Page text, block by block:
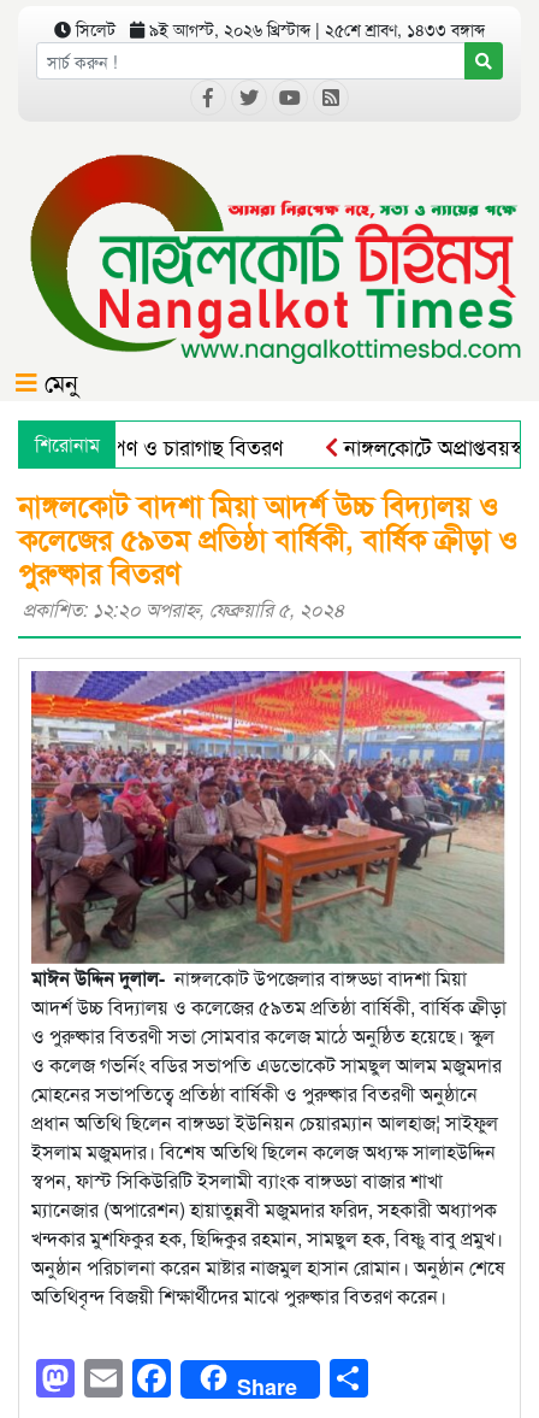
সিলেট ৯ই আগস্ট, ২০২৬ খ্রিস্টাব্দ | ২৫শে শ্রাবণ, ১৪৩৩ বঙ্গাব্দ
মেনু
শিরোনাম
বৃক্ষরোপণ ও চারাগাছ বিতরণ নাঙ্গলকোটে অপ্রাপ্তবয়স্ক
নাঙ্গলকোট বাদশা মিয়া আদর্শ উচ্চ বিদ্যালয় ও
কলেজের ৫৯তম প্রতিষ্ঠা বার্ষিকী, বার্ষিক ক্রীড়া ও
পুরুষ্কার বিতরণ
প্রকাশিত: ১২:২০ অপরাহ্ণ, ফেব্রুয়ারি ৫, ২০২৪
মাঈন উদ্দিন দুলাল- নাঙ্গলকোট উপজেলার বাঙ্গড্ডা বাদশা মিয়া
আদর্শ উচ্চ বিদ্যালয় ও কলেজের ৫৯তম প্রতিষ্ঠা বার্ষিকী, বার্ষিক ক্রীড়া
ও পুরুষ্কার বিতরণী সভা সোমবার কলেজ মাঠে অনুষ্ঠিত হয়েছে। স্কুল
ও কলেজ গভর্নিং বডির সভাপতি এডভোকেট সামছুল আলম মজুমদার
মোহনের সভাপতিত্বে প্রতিষ্ঠা বার্ষিকী ও পুরুষ্কার বিতরণী অনুষ্ঠানে
প্রধান অতিথি ছিলেন বাঙ্গড্ডা ইউনিয়ন চেয়ারম্যান আলহাজ¦ সাইফুল
ইসলাম মজুমদার। বিশেষ অতিথি ছিলেন কলেজ অধ্যক্ষ সালাহউদ্দিন
স্বপন, ফাস্ট সিকিউরিটি ইসলামী ব্যাংক বাঙ্গড্ডা বাজার শাখা
ম্যানেজার (অপারেশন) হায়াতুন্নবী মজুমদার ফরিদ, সহকারী অধ্যাপক
খন্দকার মুশফিকুর হক, ছিদ্দিকুর রহমান, সামছুল হক, বিষ্ণু বাবু প্রমুখ।
অনুষ্ঠান পরিচালনা করেন মাষ্টার নাজমুল হাসান রোমান। অনুষ্ঠান শেষে
অতিথিবৃন্দ বিজয়ী শিক্ষার্থীদের মাঝে পুরুষ্কার বিতরণ করেন।
Mastodon
EmailFacebook
Share